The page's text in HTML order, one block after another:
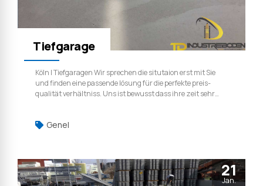
Genel
Tiefgarage
Köln | Tiefgaragen Wir sprechen die situtaion erst mit Sie
und finden eine passende lösung für die perfekte preis-
qualität verhältniss. Uns ist bewusst dass ihre zeit sehr
tiefgaragen, industrieboden, industriefussboden, estrich,
21
Jan.